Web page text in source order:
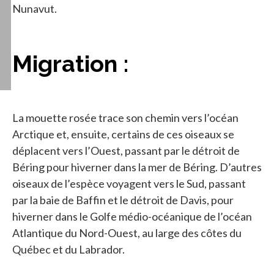
Nunavut.
Migration :
La mouette rosée trace son chemin vers l’océan
Arctique et, ensuite, certains de ces oiseaux se
déplacent vers l’Ouest, passant par le détroit de
Béring pour hiverner dans la mer de Béring. D’autres
oiseaux de l’espèce voyagent vers le Sud, passant
par la baie de Baffin et le détroit de Davis, pour
hiverner dans le Golfe médio-océanique de l’océan
Atlantique du Nord-Ouest, au large des côtes du
Québec et du Labrador.